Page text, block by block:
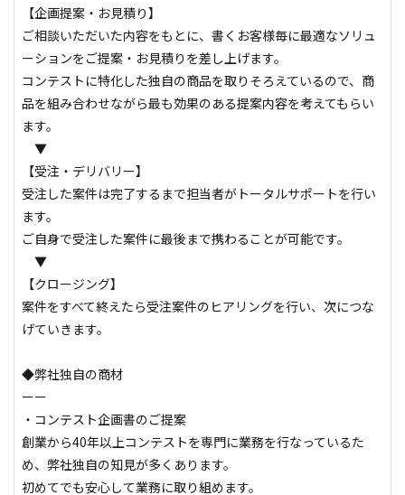
【企画提案・お見積り】
ご相談いただいた内容をもとに、書くお客様毎に最適なソリュ
ーションをご提案・お見積りを差し上げます。
コンテストに特化した独自の商品を取りそろえているので、商
品を組み合わせながら最も効果のある提案内容を考えてもらい
ます。
▼
【受注・デリバリー】
受注した案件は完了するまで担当者がトータルサポートを行い
ます。
ご自身で受注した案件に最後まで携わることが可能です。
▼
【クロージング】
案件をすべて終えたら受注案件のヒアリングを行い、次につな
げていきます。
◆弊社独自の商材
ーー
・コンテスト企画書のご提案
創業から40年以上コンテストを専門に業務を行なっているた
め、弊社独自の知見が多くあります。
初めてでも安心して業務に取り組めます。